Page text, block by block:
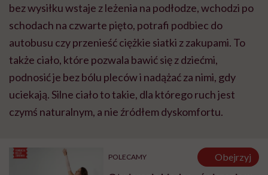
bez wysiłku wstaje z leżenia na podłodze, wchodzi po
schodach na czwarte pięto, potrafi podbiec do
autobusu czy przenieść ciężkie siatki z zakupami. To
także ciało, które pozwala bawić się z dziećmi,
podnosić je bez bólu pleców i nadążać za nimi, gdy
uciekają. Silne ciało to takie, dla którego ruch jest
czymś naturalnym, a nie źródłem dyskomfortu.
POLECAMY
Obejrzyj